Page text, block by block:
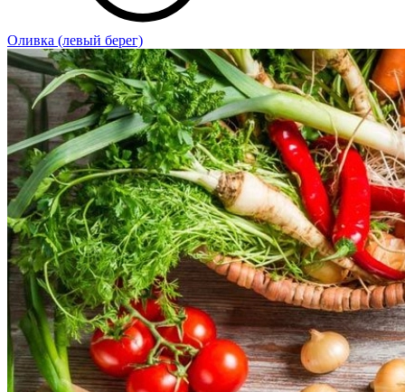
Оливка (левый берег)